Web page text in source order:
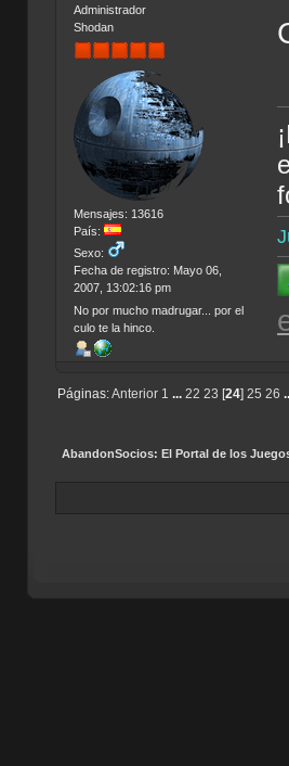
Administrador
Shodan
Mensajes: 13616
País:
Sexo:
Fecha de registro: Mayo 06,
2007, 13:02:16 pm
No por mucho madrugar... por el
culo te la hinco.
Páginas:Anterior 1 ... 22 23 24] 25 26
AbandonSocios: El Portal de los